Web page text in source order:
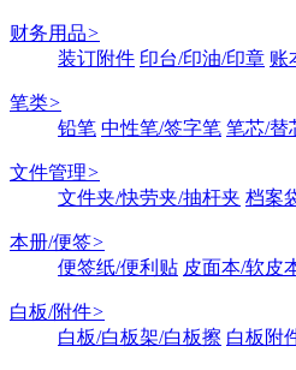
财务用品>
装订附件 印台/印油/印章 账
笔类>
铅笔 中性笔/签字笔 笔芯/替
文件管理>
文件夹/快劳夹/抽杆夹 档案
本册/便签>
便签纸/便利贴 皮面本/软皮
白板/附件>
白板/白板架/白板擦 白板附